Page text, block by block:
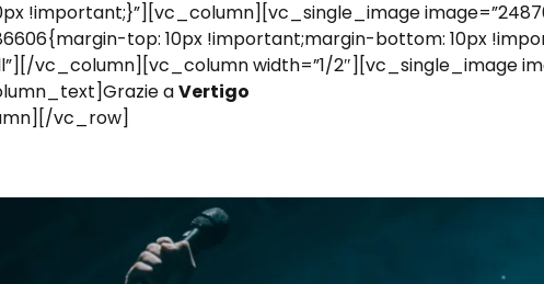
!important;}”][vc_column][vc_single_image
top: 10px !important;margin-bottom: 10px
vc_column][vc_column width=”1/2″][vc_single_image
aVertigo
vc_row]